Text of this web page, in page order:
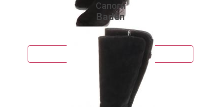
Сапоги
Baden
8 500 руб.
Подробнее